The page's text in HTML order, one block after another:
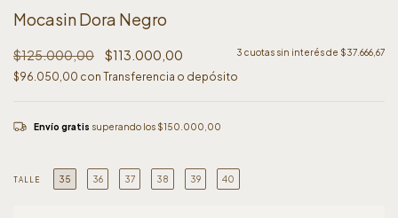
Mocasin Dora Negro
$125.000,00 $113.000,00 3 cuotas sin interés de $37.666,67
$96.050,00 con Transferencia o depósito
Envío gratis superando los $150.000,00
TALLE 35 36 37 38 39 40